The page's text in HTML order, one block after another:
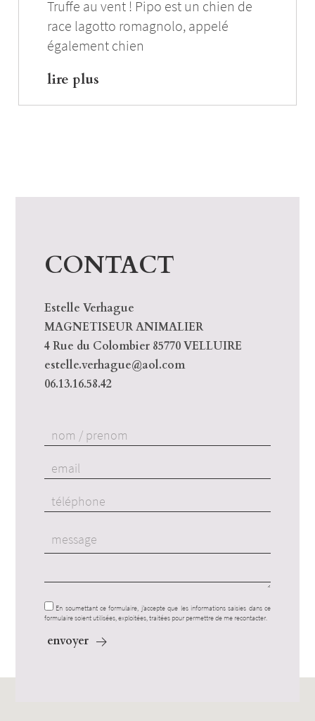
Truffe au vent ! Pipo est un chien de
race lagotto romagnolo, appelé
également chien
lire plus
CONTACT
Estelle Verhague
MAGNETISEUR ANIMALIER
4 Rue du Colombier 85770 VELLUIRE
estelle.verhague@aol.com
06.13.16.58.42
En soumettant ce formulaire, j’accepte que les informations saisies dans ce
formulaire soient utilisées, exploitées, traitées pour permettre de me recontacter.
envoyer